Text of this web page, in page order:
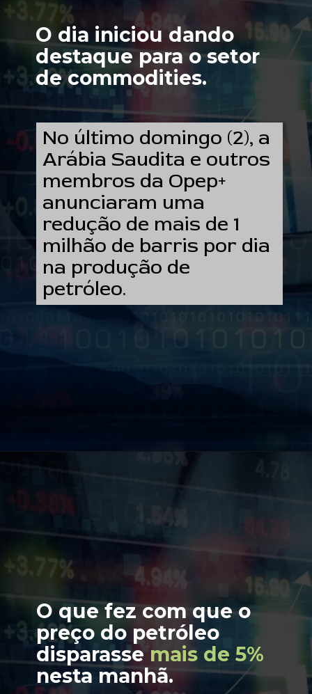
No último domingo (2), a
Arábia Saudita e outros
membros da Opep+
anunciaram uma
redução de mais de 1
milhão de barris por dia
na produção de
petróleo.
O dia iniciou dando
destaque para o setor
de commodities.
O que fez com que o
preço do petróleo
disparassemais de 5%
nesta manhã.